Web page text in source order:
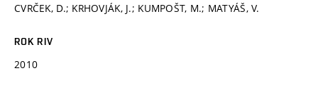
CVRČEK, D.; KRHOVJÁK, J.; KUMPOŠT, M.; MATYÁŠ, V.
ROK RIV
2010